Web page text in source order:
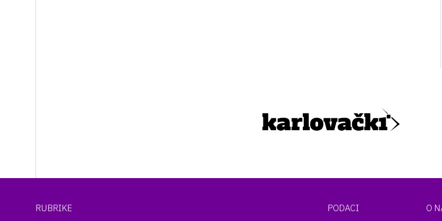
RUBRIKE PODACI O